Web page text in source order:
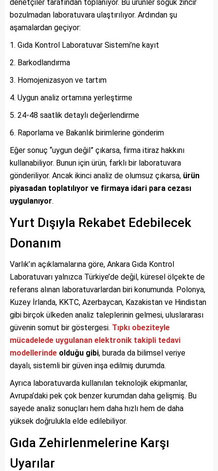
denetçiler tarafından toplanıyor. Bu ürünler soğuk zincir
bozulmadan laboratuvara ulaştırılıyor. Ardından şu
aşamalardan geçiyor:
Gıda Kontrol Laboratuvar Sistemi’ne kayıt
Barkodlandırma
Homojenizasyon ve tartım
Uygun analiz ortamına yerleştirme
24-48 saatlik detaylı değerlendirme
Raporlama ve Bakanlık birimlerine gönderim
Eğer sonuç “uygun değil” çıkarsa, firma itiraz hakkını
kullanabiliyor. Bunun için ürün, farklı bir laboratuvara
gönderiliyor. Ancak ikinci analiz de olumsuz çıkarsa, ürün
piyasadan toplatılıyor ve firmaya idari para cezası
uygulanıyor.
Yurt Dışıyla Rekabet Edebilecek
Donanım
Varlık’ın açıklamalarına göre, Ankara Gıda Kontrol
Laboratuvarı yalnızca Türkiye’de değil, küresel ölçekte de
referans alınan laboratuvarlardan biri konumunda. Polonya,
Kuzey İrlanda, KKTC, Azerbaycan, Kazakistan ve Hindistan
gibi birçok ülkeden analiz taleplerinin gelmesi, uluslararası
güvenin somut bir göstergesi. Tıpkı obeziteyle
mücadelede uygulanan elektronik takipli tedavi
modellerinde olduğu gibi, burada da bilimsel veriye
dayalı, sistemli bir güven inşa edilmiş durumda.
Ayrıca laboratuvarda kullanılan teknolojik ekipmanlar,
Avrupa’daki pek çok benzer kurumdan daha gelişmiş. Bu
sayede analiz sonuçları hem daha hızlı hem de daha
yüksek doğrulukla elde edilebiliyor.
Gıda Zehirlenmelerine Karşı
Uyarılar